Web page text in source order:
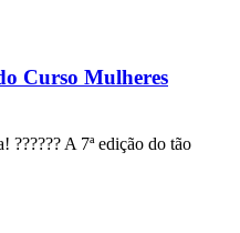
Curso Mulheres
????‍?? A 7ª edição do tão